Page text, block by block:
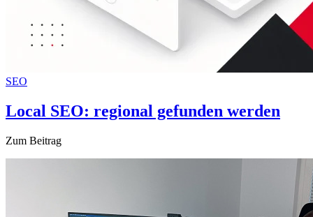
SEO
Local SEO: regional gefunden werden
Zum Beitrag